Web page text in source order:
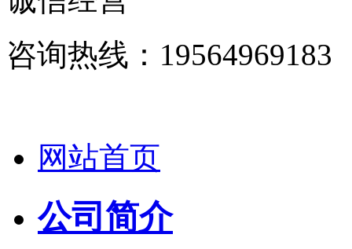
咨询热线：19564969183
网站首页
公司简介